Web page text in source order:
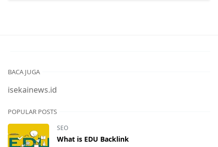
BACA JUGA
isekainews.id
POPULAR POSTS
SEO
What is EDU Backlink